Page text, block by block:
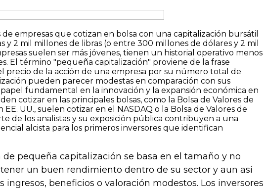
empresas que cotizan en bolsa con una capitalización bursátil
2 mil millones de libras (o entre 300 millones de dólares y 2 mil
suelen ser más jóvenes, tienen un historial operativo menos
El término "pequeña capitalización" proviene de la frase
de la acción de una empresa por su número total de
pueden parecer modestas en comparación con sus
fundamental en la innovación y la expansión económica en
cotizar en las principales bolsas, como la Bolsa de Valores de
UU., suelen cotizar en el NASDAQ o la Bolsa de Valores de
de los analistas y su exposición pública contribuyen a una
alcista para los primeros inversores que identifican
pequeña capitalización se basa en el tamaño y no
un buen rendimiento dentro de su sector y aun así
beneficios o valoración modestos. Los inversores